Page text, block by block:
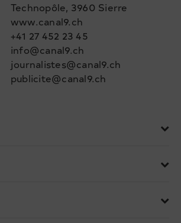
Technopôle, 3960 Sierre
www.canal9.ch
+41 27 452 23 45
info@canal9.ch
journalistes@canal9.ch
publicite@canal9.ch